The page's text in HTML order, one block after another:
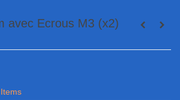
avec Ecrous M3 (x2)